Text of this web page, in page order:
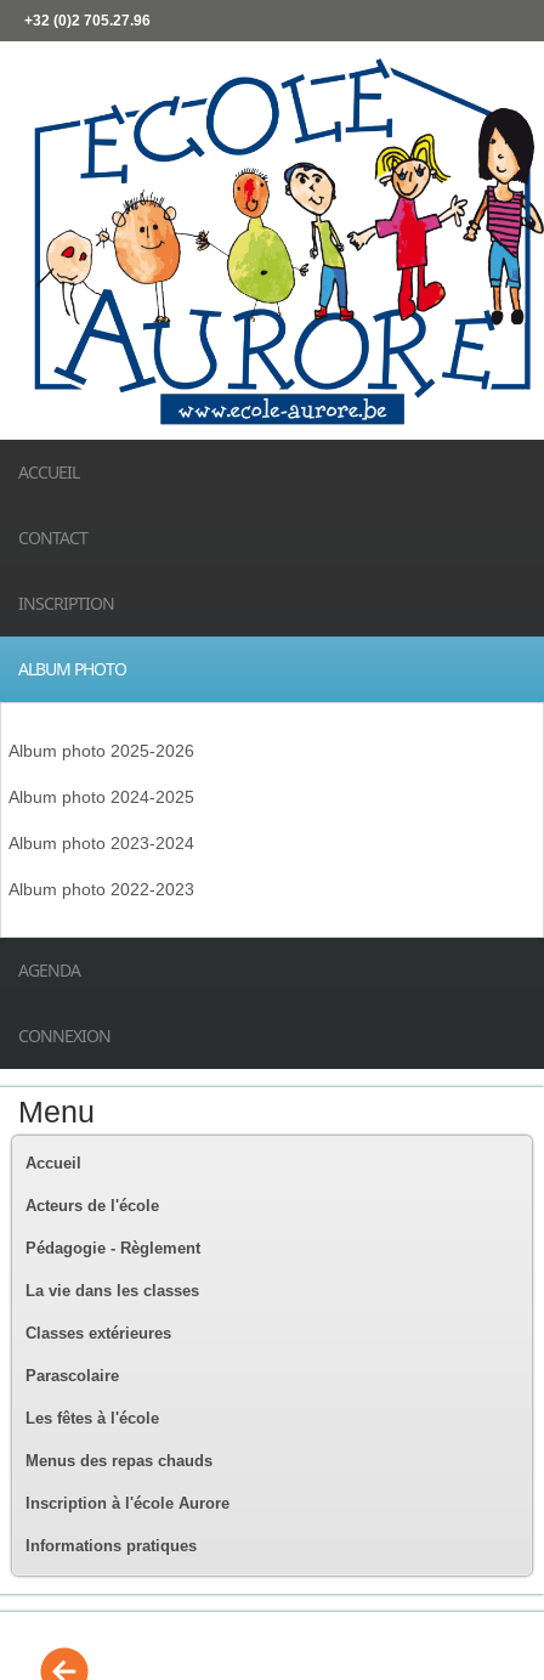
+32 (0)2 705.27.96
ACCUEIL
CONTACT
INSCRIPTION
ALBUM PHOTO
Album photo 2025-2026
Album photo 2024-2025
Album photo 2023-2024
Album photo 2022-2023
AGENDA
CONNEXION
Menu
Accueil
Acteurs de l'école
Pédagogie - Règlement
La vie dans les classes
Classes extérieures
Parascolaire
Les fêtes à l'école
Menus des repas chauds
Inscription à l'école Aurore
Informations pratiques